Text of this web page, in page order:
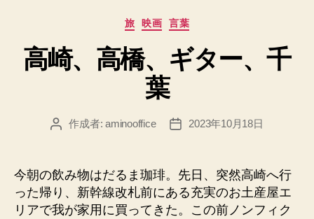
あ
ロ
グ
カ
ー
旅 映画 言葉
高崎、高橋、ギター、千
葉
投
作成者:aminooffice
投
2023年10月18日
今朝の飲み物はだるま珈琲。先日、突然高崎へ行
った帰り、新幹線改札前にある充実のお土産屋エ
リアで我が家用に買ってきた。この前ノンフィク